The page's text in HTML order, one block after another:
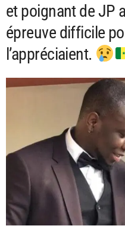
et poignant de JP
épreuve difficile
l’appréciaient.